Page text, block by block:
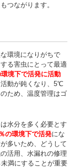
つながります。
環境になりがちで
る害虫にとって最適
境下で活発に活動
動が鈍くなり、5℃
ため、温度管理はゴ
水分を多く必要とす
の環境下で活発にな
多いため、どうして
活用、水漏れの修理
満にすることが重要